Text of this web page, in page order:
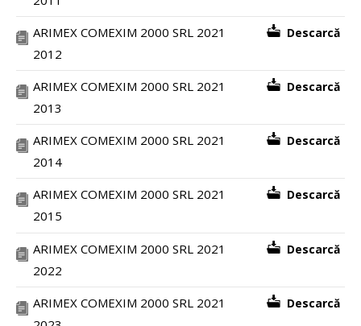
ARIMEX COMEXIM 2000 SRL 2021
2012
Descarcă
ARIMEX COMEXIM 2000 SRL 2021
2013
Descarcă
ARIMEX COMEXIM 2000 SRL 2021
2014
Descarcă
ARIMEX COMEXIM 2000 SRL 2021
2015
Descarcă
ARIMEX COMEXIM 2000 SRL 2021
2022
Descarcă
ARIMEX COMEXIM 2000 SRL 2021
Descarcă